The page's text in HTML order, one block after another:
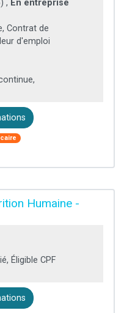
, En entreprise
Contrat de
d'emploi
Humaine -
Éligible CPF